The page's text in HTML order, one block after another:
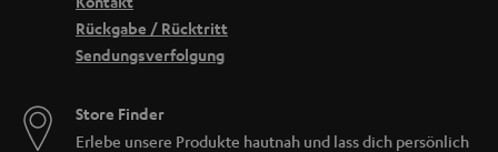
Rückgabe / Rücktritt
Sendungsverfolgung
Store Finder
Erlebe unsere Produkte hautnah und lass dich persönlich